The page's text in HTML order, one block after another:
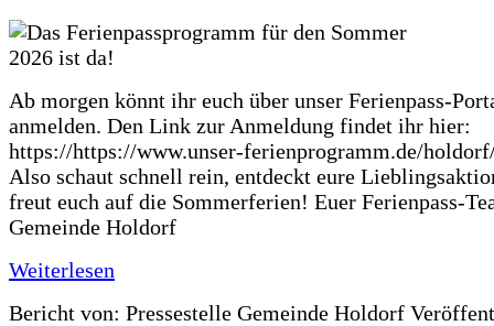
Ab morgen könnt ihr euch über unser Ferienpass-
anmelden. Den Link zur Anmeldung findet ihr hier:
https://https://www.unser-ferienprogramm.de/
Also schaut schnell rein, entdeckt eure
freut euch auf die Sommerferien! Euer Ferienpass-
Gemeinde Holdorf
Weiterlesen
Bericht von: Pressestelle Gemeinde Holdorf